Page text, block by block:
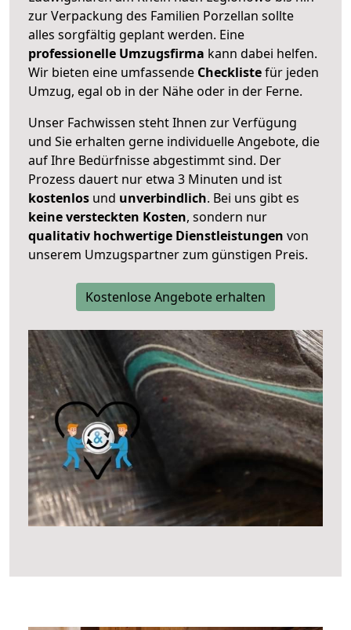
zur Verpackung des Familien Porzellan sollte
alles sorgfältig geplant werden. Eine
professionelle Umzugsfirma kann dabei helfen.
Wir bieten eine umfassende Checklistefür jeden
Umzug, egal ob in der Nähe oder in der Ferne.
Unser Fachwissen steht Ihnen zur Verfügung
und Sie erhalten gerne individuelle Angebote, die
auf Ihre Bedürfnisse abgestimmt sind. Der
Prozess dauert nur etwa 3 Minuten und ist
kostenlos und unverbindlich. Bei uns gibt es
keine versteckten Kosten, sondern nur
qualitativ hochwertige Dienstleistungen von
unserem Umzugspartner zum günstigen Preis.
Kostenlose Angebote erhalten